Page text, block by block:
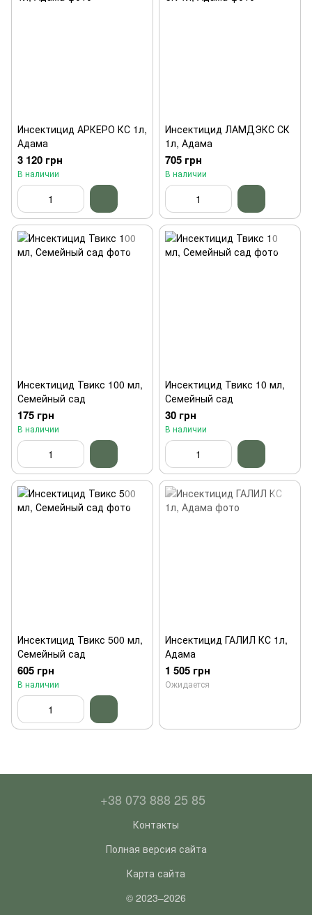
Инсектицид АРКЕРО КС 1л,
Адама
3 120 грн
В наличии
Инсектицид ЛАМДЭКС СК
1л, Адама
705 грн
В наличии
Инсектицид Твикс 100 мл,
Семейный сад
175 грн
В наличии
Инсектицид Твикс 10 мл,
Семейный сад
30 грн
В наличии
Инсектицид Твикс 500 мл,
Семейный сад
605 грн
В наличии
Инсектицид ГАЛИЛ КС 1л,
Адама
1 505 грн
Ожидается
+38 073 888 25 85
Контакты
Полная версия сайта
Карта сайта
© 2023–2026